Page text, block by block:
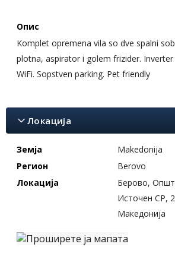
Опис
Komplet opremena vila so dve spalni
plotna, aspirator i golem frizider. Inverter
WiFi. Sopstven parking. Pet friendly
Локација
Земја
Makedonija
Регион
Berovo
Локација
Берово,
Источен СР,
Македонија